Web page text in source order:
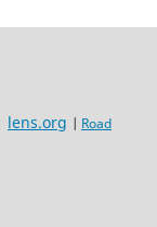
lens.org | Road